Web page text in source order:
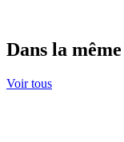
Dans la
Voir tous